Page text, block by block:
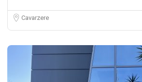
Cavarzere